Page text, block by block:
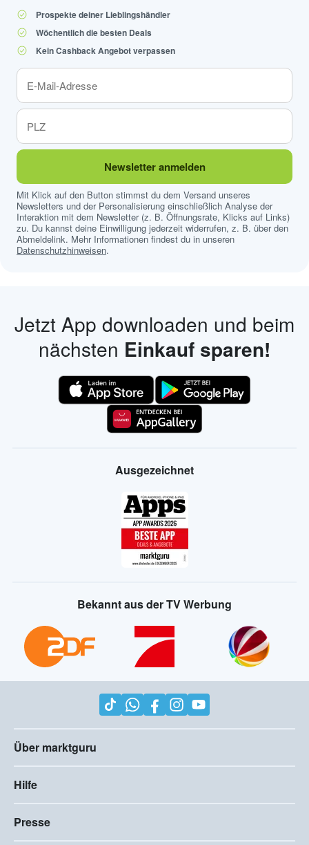
Prospekte deiner Lieblingshändler
Wöchentlich die besten Deals
Kein Cashback Angebot verpassen
Newsletter anmelden
Mit Klick auf den Button stimmst du dem Versand unseres
Newsletters und der Personalisierung einschließlich Analyse der
Interaktion mit dem Newsletter (z. B. Öffnungsrate, Klicks auf Links)
zu. Du kannst deine Einwilligung jederzeit widerrufen, z. B. über den
Abmeldelink. Mehr Informationen findest du in unseren
Datenschutzhinweisen.
Jetzt App downloaden und beim
nächsten Einkauf sparen!
Ausgezeichnet
Bekannt aus der TV Werbung
Über marktguru
Hilfe
Presse